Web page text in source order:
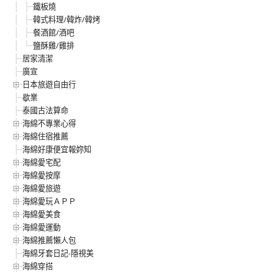
鐵板燒
韓式料理/韓炸/韓烤
餐酒館/酒吧
鹽酥雞/雞排
居家清潔
廣宣
日本旅遊自由行
歇業
泰國古法算命
海綿不專業心得
海綿住宿推薦
海綿好康便宜報妳知
海綿愛宅配
海綿愛按摩
海綿愛旅遊
海綿愛玩ＡＰＰ
海綿愛美食
海綿愛運動
海綿推薦懶人包
海綿牙套日記-隱視美
海綿穿搭